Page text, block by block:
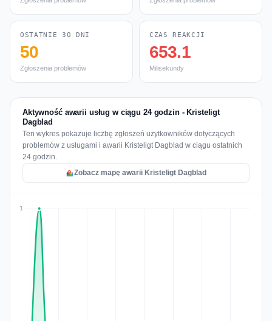
OSTATNIE 30 DNI
50
Zgłoszenia problemów
CZAS REAKCJI
653.1
Milisekundy
Aktywność awarii usług w ciągu 24 godzin - Kristeligt
Dagblad
Ten wykres pokazuje liczbę zgłoszeń użytkowników dotyczących
problemów z usługami i awarii Kristeligt Dagblad w ciągu ostatnich
24 godzin.
Zobacz mapę awarii Kristeligt Dagblad